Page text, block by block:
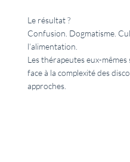
Le résultat ?
Confusion. Dogmatisme.
l’alimentation.
Les thérapeutes eux-
face à la complexité des
approches.